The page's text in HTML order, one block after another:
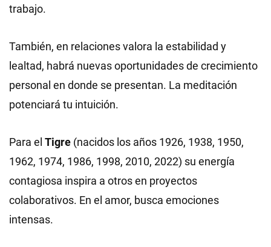
trabajo.
También, en relaciones valora la estabilidad y
lealtad, habrá nuevas oportunidades de crecimiento
personal en donde se presentan. La meditación
potenciará tu intuición.
Para el Tigre (nacidos los años 1926, 1938, 1950,
1962, 1974, 1986, 1998, 2010, 2022) su energía
contagiosa inspira a otros en proyectos
colaborativos. En el amor, busca emociones
intensas.